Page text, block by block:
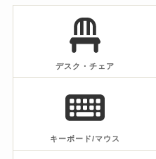
デスク・チェア
キーボード/マウス